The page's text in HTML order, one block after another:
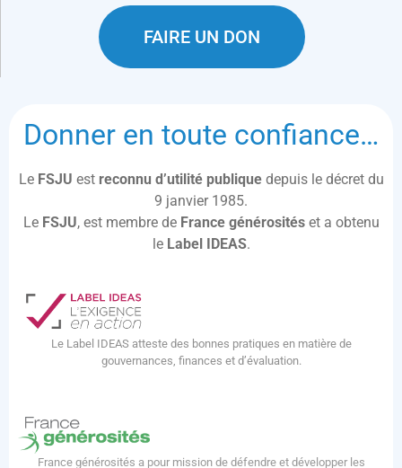
FAIRE UN DON
Donner en toute confiance…
Le FSJU est reconnu d’utilité publique depuis le décret du
9 janvier 1985.
Le FSJU, est membre de France générositéset a obtenu
le Label IDEAS.
Le Label IDEAS atteste des bonnes pratiques en matière de
gouvernances, finances et d’évaluation.
France générosités a pour mission de défendre et développer les